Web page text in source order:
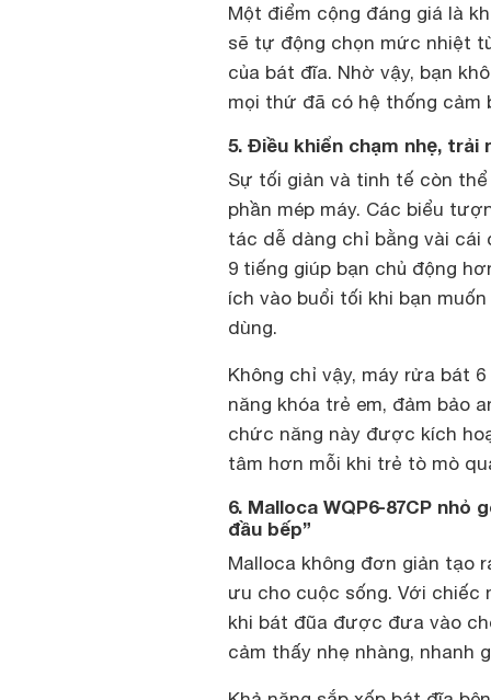
Một điểm cộng đáng giá là
sẽ tự động chọn mức nhiệt
của bát đĩa. Nhờ vậy, bạn
mọi thứ đã có hệ thống cảm
5. Điều khiển chạm nhẹ, trải
Sự tối giản và tinh tế còn
phần mép máy. Các biểu
tác dễ dàng chỉ bằng vài cái
9 tiếng giúp bạn chủ động
ích vào buổi tối khi bạn
dùng.
Không chỉ vậy, máy rửa bát
năng khóa trẻ em, đảm bảo
chức năng này được kích
tâm hơn mỗi khi trẻ tò mò
6. Malloca WQP6-87CP
đầu bếp”
Malloca không đơn giản tạo
ưu cho cuộc sống. Với chiếc
khi bát đũa được đưa vào
cảm thấy nhẹ nhàng, nhanh